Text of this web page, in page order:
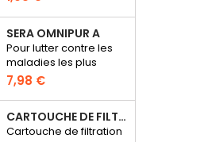
7.01 pour étalonner les
pH-mètres
électroniques
SERA OMNIPUR A
Pour lutter contre les
maladies les plus
courantes des
poissons d’ornement
d’eau douce.
7,98 €
CARTOUCHE DE FILTRATION BLANCHE POUR SERA X-EDGE 450 - 2 PIÈCES
Cartouche de filtration
Discus